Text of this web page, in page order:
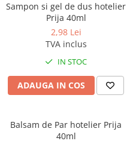
Sampon si gel de dus hotelier
Prija 40ml
2,98 Lei
TVA inclus
IN STOC
ADAUGA IN COS
Balsam de Par hotelier Prija
40ml